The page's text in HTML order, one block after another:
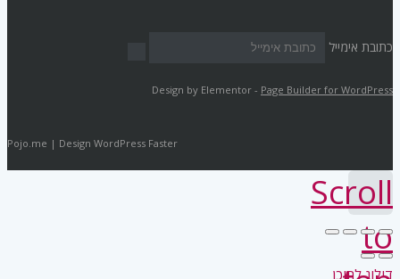
כתובת אימייל
Design by Elementor - Page Builder for WordPress
Pojo.me | Design WordPress Faster
Scroll
to
דילוג לתוכן